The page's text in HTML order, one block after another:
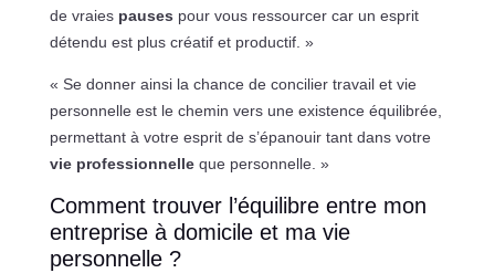
de vraies pauses pour vous ressourcer car un esprit
détendu est plus créatif et productif. »
« Se donner ainsi la chance de concilier travail et vie
personnelle est le chemin vers une existence équilibrée,
permettant à votre esprit de s’épanouir tant dans votre
vie professionnelleque personnelle. »
Comment trouver l’équilibre entre mon
entreprise à domicile et ma vie
personnelle ?